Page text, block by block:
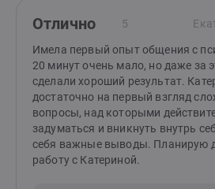
Отлично 5
Имела первый опыт общения с
20 минут очень мало, но даже за
сделали хороший результат.
достаточно на первый взгляд
вопросы, над которыми
задуматься и вникнуть внутрь
себя важные выводы. Планирую
работу с Катериной.